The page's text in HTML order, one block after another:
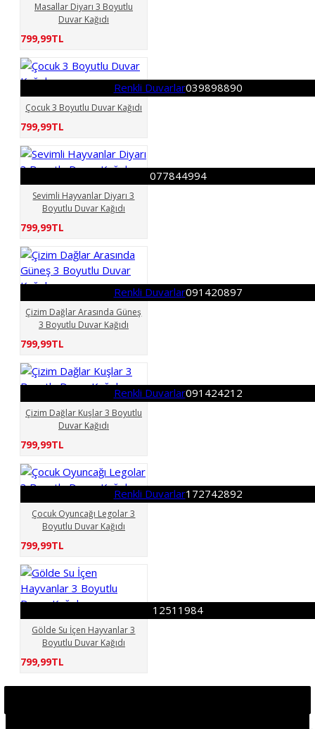
Masallar Diyarı 3 Boyutlu
Duvar Kağıdı
799,99TL
Renkli Duvarlar039898890
Çocuk 3 Boyutlu Duvar Kağıdı
799,99TL
077844994
Sevimli Hayvanlar Diyarı 3
Boyutlu Duvar Kağıdı
799,99TL
Renkli Duvarlar091420897
Çizim Dağlar Arasında Güneş
3 Boyutlu Duvar Kağıdı
799,99TL
Renkli Duvarlar091424212
Çizim Dağlar Kuşlar 3 Boyutlu
Duvar Kağıdı
799,99TL
Renkli Duvarlar172742892
Çocuk Oyuncağı Legolar 3
Boyutlu Duvar Kağıdı
799,99TL
12511984
Gölde Su İçen Hayvanlar 3
Boyutlu Duvar Kağıdı
799,99TL